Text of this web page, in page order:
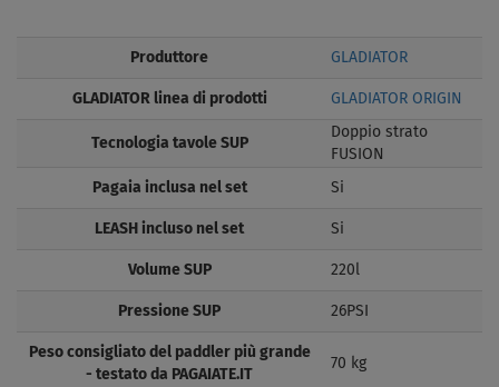
Produttore GLADIATOR
GLADIATOR linea di prodotti GLADIATOR ORIGIN
Tecnologia tavole SUP
Doppio strato
FUSION
Pagaia inclusa nel set Si
LEASH incluso nel set Si
Volume SUP 220l
Pressione SUP 26PSI
Peso consigliato del paddler più grande
- testato da PAGAIATE.IT
70 kg